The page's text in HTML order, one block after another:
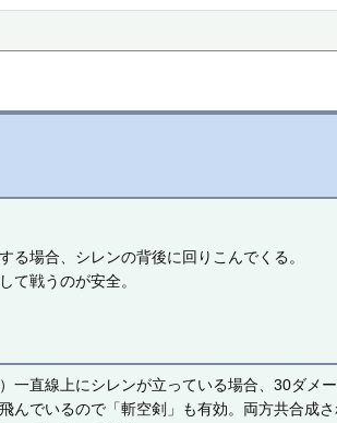
る場合、シレンの背後に回りこんでくる。
て戦うのが安全。
一直線上にシレンが立っている場合、30ダメ
んでいるので「斬空剣」も有効。両方共合成さ